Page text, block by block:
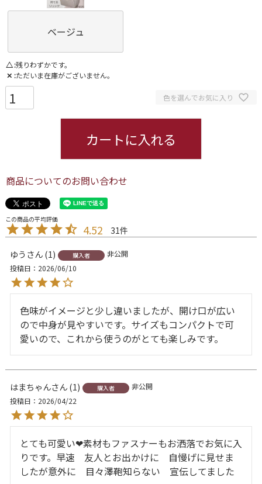
ベージュ
△ 残りわずかです。
✕ ただいま在庫がございません。
色を選んでお気に入り
カートに入れる
商品についてのお問い合わせ
4.52 31
ゆう 1 購入者
非公開
投稿日
2026/06/10
色味がイメージと少し違いましたが、開け口が広い
ので中身が見やすいです。サイズもコンパクトで可
愛いので、これから使うのがとても楽しみです。
はまちゃん 1 購入者
非公開
投稿日
2026/04/22
とても可愛い❤素材もファスナーもお洒落でお気に入
りです。早速　友人とお出かけに　自慢げに見せま
したが意外に　目々澤鞄知らない　宣伝してました